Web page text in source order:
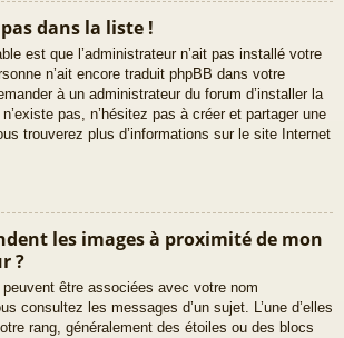
dans la liste !
est que l’administrateur n’ait pas installé votre
n’ait encore traduit phpBB dans votre
à un administrateur du forum d’installer la
pas, n’hésitez pas à créer et partager une
trouverez plus d’informations sur le site Internet
les images à proximité de mon
?
peuvent être associées avec votre nom
consultez les messages d’un sujet. L’une d’elles
rang, généralement des étoiles ou des blocs